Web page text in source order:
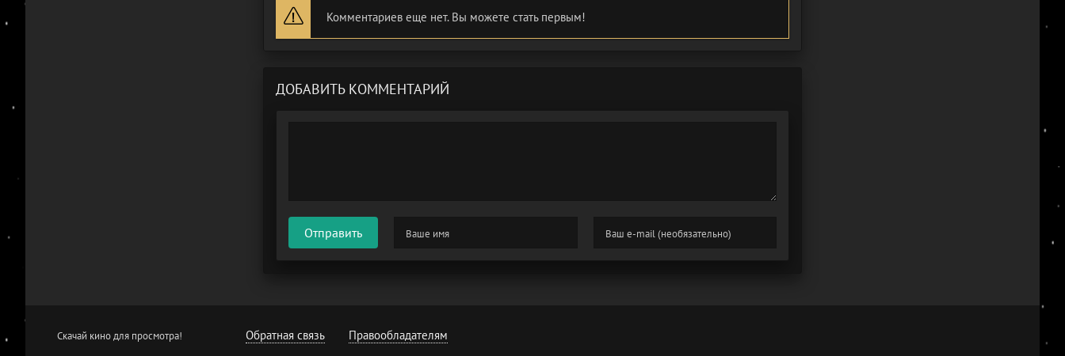
Комментариев еще нет. Вы можете стать первым!
ДОБАВИТЬ КОММЕНТАРИЙ
Отправить
Скачай кино для просмотра! Обратная связь Правообладателям